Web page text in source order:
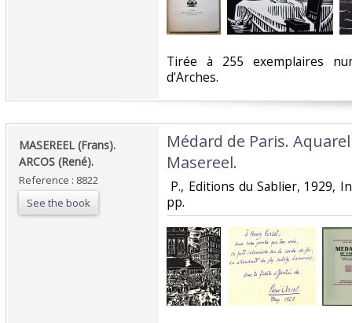
‎Tirée à 255 exemplaires
d'Arches. ‎
‎MASEREEL (Frans).
ARCOS (René).‎
Reference : 8822
See the book
‎Médard de Paris.
Masereel.‎
P., Editions du Sablier, 1929,
pp. ‎